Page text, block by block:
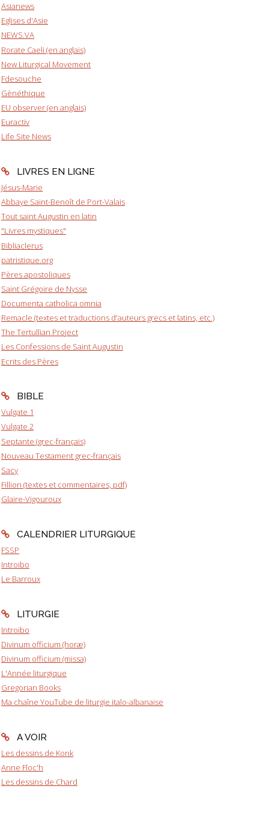
Asianews
Eglises d'Asie
NEWS.VA
Rorate Caeli (en anglais)
New Liturgical Movement
Fdesouche
Gènéthique
EU observer (en anglais)
Euractiv
Life Site News
LIVRES EN LIGNE
Jésus-Marie
Abbaye Saint-Benoît de Port-Valais
Tout saint Augustin en latin
"Livres mystiques"
Bibliaclerus
patristique.org
Pères apostoliques
Saint Grégoire de Nysse
Documenta catholica omnia
Remacle (textes et traductions d'auteurs grecs et latins, etc.)
The Tertullian Project
Les Confessions de Saint Augustin
Ecrits des Pères
BIBLE
Vulgate 1
Vulgate 2
Septante (grec-français)
Nouveau Testament grec-français
Sacy
Fillion (textes et commentaires, pdf)
Glaire-Vigouroux
CALENDRIER LITURGIQUE
FSSP
Introibo
Le Barroux
LITURGIE
Introibo
Divinum officium (horæ)
Divinum officium (missa)
L'Année liturgique
Gregorian Books
Ma chaîne YouTube de liturgie italo-albanaise
A VOIR
Les dessins de Konk
Anne Floc'h
Les dessins de Chard